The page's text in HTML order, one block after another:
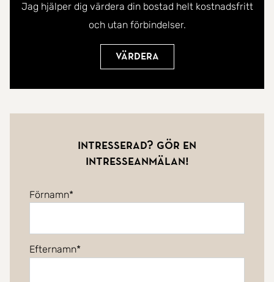
Jag hjälper dig värdera din bostad helt kostnadsfritt
och utan förbindelser.
Värdera
Intresserad? Gör en
intresseanmälan!
Förnamn
Efternamn